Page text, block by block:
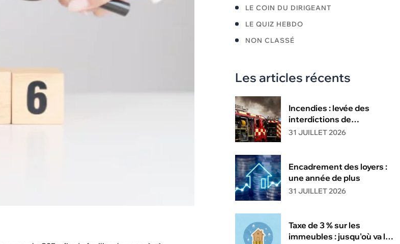
LE COIN DU DIRIGEANT
LE QUIZ HEBDO
NON CLASSÉ
Les articles récents
Incendies : levée des
interdictions de
circulation
31 JUILLET 2026
Encadrement des loyers :
une année de plus
31 JUILLET 2026
Taxe de 3 % sur les
immeubles : jusqu'où va la